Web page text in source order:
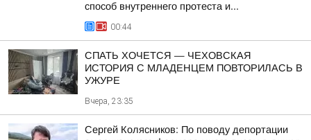
способ внутреннего протеста и...
00:44
СПАТЬ ХОЧЕТСЯ — ЧЕХОВСКАЯ
ИСТОРИЯ С МЛАДЕНЦЕМ ПОВТОРИЛАСЬ В
УЖУРЕ
Вчера, 23:35
Сергей Колясников: По поводу депортации